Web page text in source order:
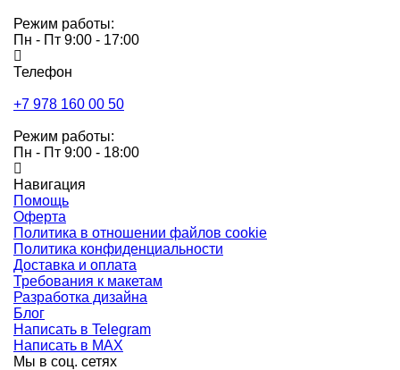
Режим работы:
Пн - Пт 9:00 - 17:00
Телефон
+7 978 160 00 50
Режим работы:
Пн - Пт 9:00 - 18:00
Навигация
Помощь
Оферта
Политика в отношении файлов cookie
Политика конфиденциальности
Доставка и оплата
Требования к макетам
Разработка дизайна
Блог
Написать в Telegram
Написать в MAX
Мы в соц. сетях